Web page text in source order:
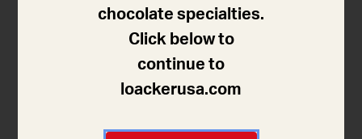
qui naviguent et sont enregistrés (ci-après les
après le «Règlement»).
chocolate specialties.
Click below to
continue to
loackerusa.com